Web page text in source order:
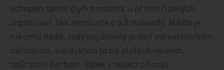
schopen splnit čtyři procenta u přímo řízených
organizací, tak nemluvte o 6,8 miliardy. Nikdo je
nikomu nedá, tedy pojišťovny je dají zdravotnickým
zařízením, ale doktoři to na platech neuvidí,“
zdůraznil Farhan. Válek v reakci přiznal,